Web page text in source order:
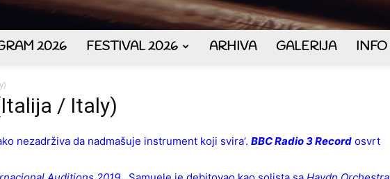
2026 FESTIVAL 2026 ARHIVA GALERIJA INFO
/ Italy)
nezadrživa da nadmašuje instrument koji svira’. BBC Radio 3 Record osvrt